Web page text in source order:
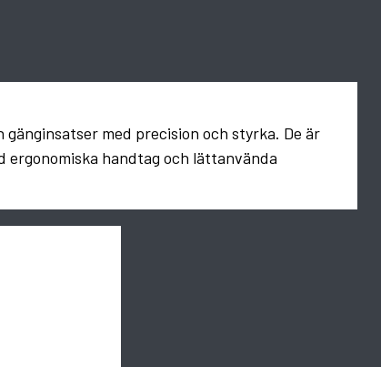
med precision och styrka. De är
handtag och lättanvända